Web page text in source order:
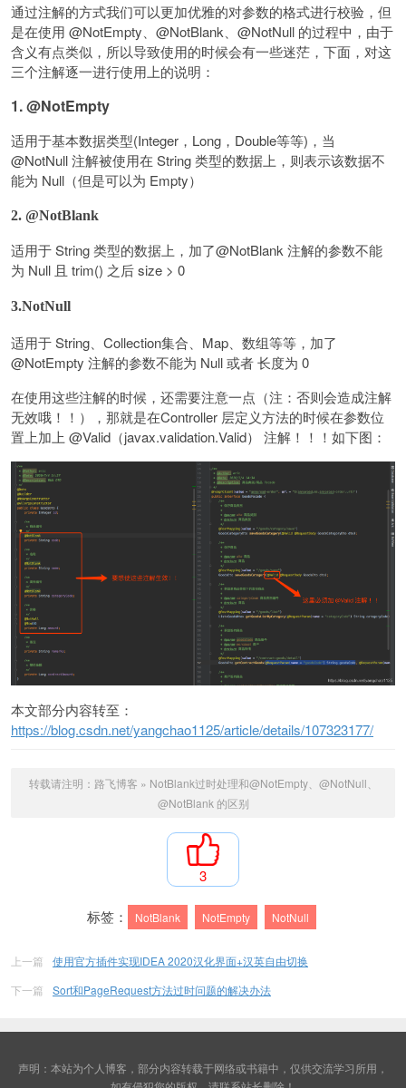
通过注解的方式我们可以更加优雅的对参数的格式进行校验，但
是在使用 @NotEmpty、@NotBlank、@NotNull 的过程中，由于
含义有点类似，所以导致使用的时候会有一些迷茫，下面，对这
三个注解逐一进行使用上的说明：
1. @NotEmpty
适用于基本数据类型(Integer，Long，Double等等)，当
@NotNull 注解被使用在 String 类型的数据上，则表示该数据不
能为 Null（但是可以为 Empty）
2. @NotBlank
适用于 String 类型的数据上，加了@NotBlank 注解的参数不能
为 Null 且 trim() 之后 size > 0
3.NotNull
适用于 String、Collection集合、Map、数组等等，加了
@NotEmpty 注解的参数不能为 Null 或者 长度为 0
在使用这些注解的时候，还需要注意一点（注：否则会造成注解
无效哦！！），那就是在Controller 层定义方法的时候在参数位
置上加上 @Valid（javax.validation.Valid） 注解！！！如下图：
本文部分内容转至：
https://blog.csdn.net/yangchao1125/article/details/107323177/
转载请注明： 路飞博客 » NotBlank过时处理和@NotEmpty、@NotNull、
@NotBlank 的区别
3
标签： NotBlank NotEmpty NotNull
上一篇
使用官方插件实现IDEA 2020汉化界面+汉英自由切换
下一篇
Sort和PageRequest方法过时问题的解决办法
声明：本站为个人博客，部分内容转载于网络或书籍中，仅供交流学习所用，